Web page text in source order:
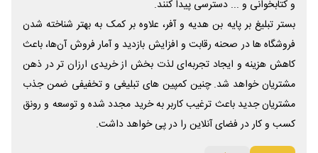
و کتابخوانی و ... دسترسی پیدا کنند.
بستر تبلیغ بر پایه بن هدیه و آفر، علاوه بر کمک به بهتر شناخته شدن
فروشگاه ها در صحنه رقابت و افزایش بازدید و آمار فروش آن‌ها، باعث
کاهش هزینه و ایجاد تجربه‌ای لذت بخش از خریدی ارزان تر در ذهن
مشتریان خواهد شد. چنین کمپین های تبلیغی و تخفیفی ضمن جذب
مشتریان جدید باعث ترغیب کاربر به خرید مجدد شده و توسعه و رونق
کسب و کار در فضای آنلاین را در پی خواهد داشت.